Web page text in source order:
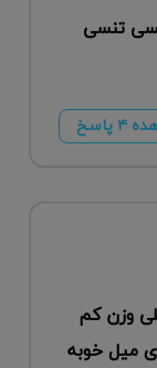
تنسی
پاسخ
وزن کم
میل خوبه